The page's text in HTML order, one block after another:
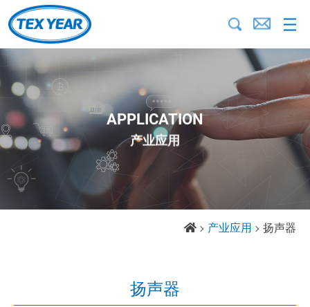
APPLICATION
产业应用
产业应用 扬声器
扬声器